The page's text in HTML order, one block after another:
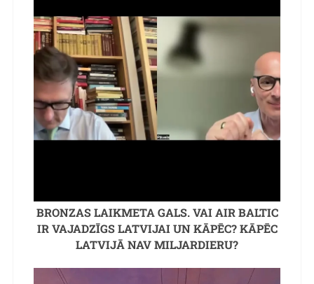
BRONZAS LAIKMETA GALS. VAI AIR BALTIC
IR VAJADZĪGS LATVIJAI UN KĀPĒC? KĀPĒC
LATVIJĀ NAV MILJARDIERU?